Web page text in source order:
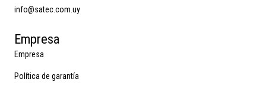
info@satec.com.uy
Empresa
Empresa
Política de garantía